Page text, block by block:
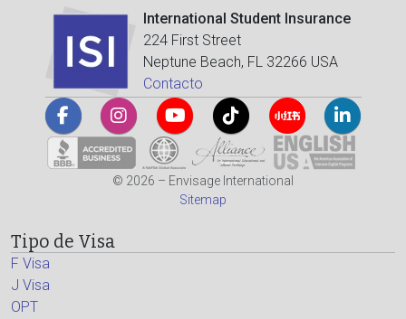
International Student Insurance
224 First Street
Neptune Beach, FL 32266 USA
Contacto
© 2026 – Envisage International
Sitemap
Tipo de Visa
F Visa
J Visa
OPT